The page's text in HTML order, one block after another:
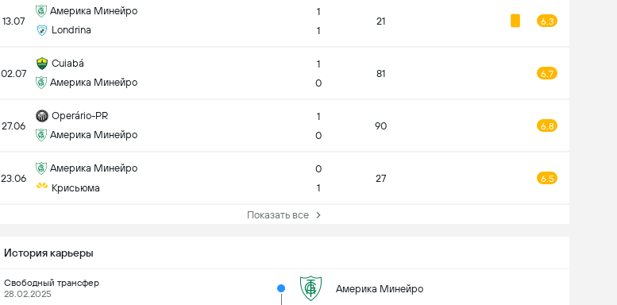
13.07
Америка Минейро
Londrina
1
1
21 6.3
02.07
Cuiabá
Америка Минейро
1
0
81 6.7
27.06
Operário-PR
Америка Минейро
1
0
90 6.8
23.06
Америка Минейро
Крисьюма
0
1
27 6.5
Показать все
История карьеры
Свободный трансфер
28.02.2025
Америка Минейро